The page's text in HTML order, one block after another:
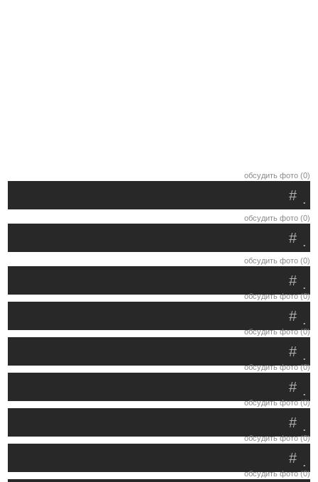
обсудить фото (0)
.
#
обсудить фото (0)
.
#
обсудить фото (0)
.
#
обсудить фото (0)
.
#
обсудить фото (0)
.
#
обсудить фото (0)
.
#
обсудить фото (0)
.
#
обсудить фото (0)
.
#
обсудить фото (0)